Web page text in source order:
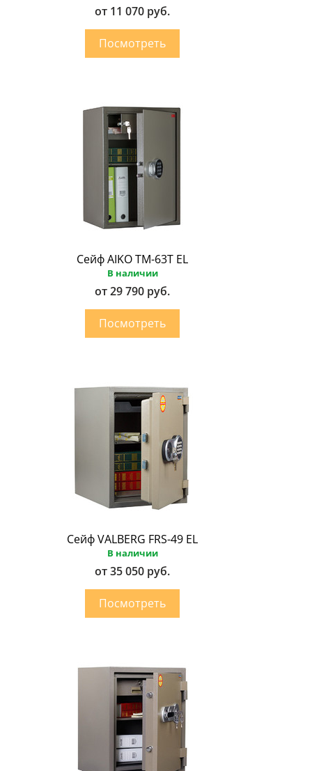
от 11 070 руб.
Сейф AIKO ТМ-63Т EL
В наличии
от 29 790 руб.
Сейф VALBERG FRS-49 EL
В наличии
от 35 050 руб.